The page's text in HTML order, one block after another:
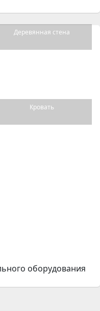
Деревянная стена
Кровать
оборудования